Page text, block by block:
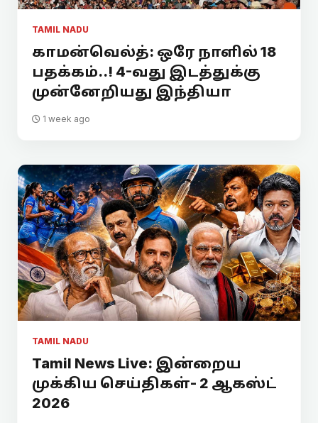
TAMIL NADU
காமன்வெல்த்: ஒரே நாளில் 18
பதக்கம்..! 4-வது இடத்துக்கு
முன்னேறியது இந்தியா
1 week ago
TAMIL NADU
Tamil News Live: இன்றைய
முக்கிய செய்திகள்- 2 ஆகஸ்ட்
2026